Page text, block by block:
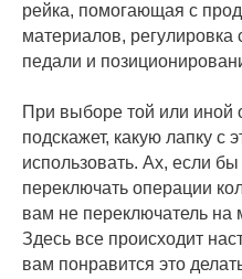
рейка, помогающая с
материалов, регулировка
педали и
При выборе той или
подскажет, какую лапку с
использовать. Ах, если
переключать операции
вам не переключатель
Здесь все происходит
вам понравится это